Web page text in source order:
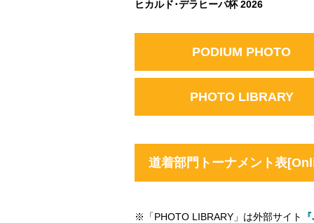
ヒカルド･デラヒーバ杯 2026
PODIUM PHOTO
PHOTO LIBRARY
道着部門トーナメント表
※「PHOTO LIBRARY」は外部サイト